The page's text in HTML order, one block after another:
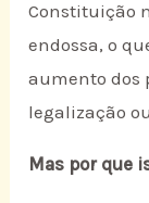
Constituição
endossa, o
aumento dos
legalização
Mas por que